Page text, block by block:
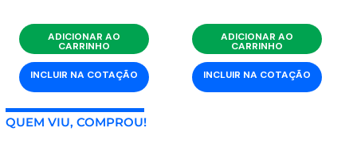
ADICIONAR AO
CARRINHO
INCLUIR NA COTAÇÃO
ADICIONAR AO
CARRINHO
INCLUIR NA COTAÇÃO
QUEM VIU, COMPROU!